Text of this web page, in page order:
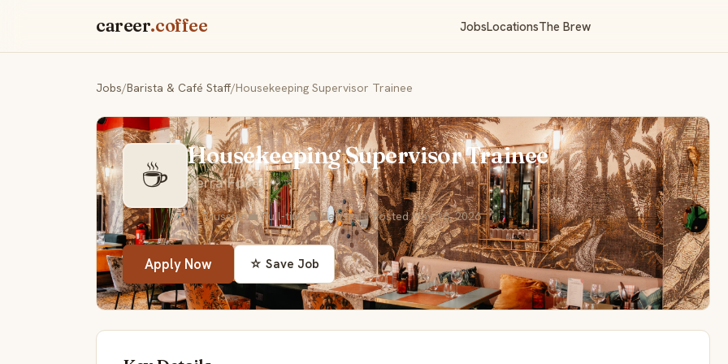
career.coffee JobsLocationsThe Brew
Jobs/Barista & Café Staff/Housekeeping Supervisor Trainee
☕ Housekeeping Supervisor Trainee
Serra Food
📍 Brussels💼 Full-time👤 Barista📅 Posted May 18, 2026
Apply Now ☆ Save Job